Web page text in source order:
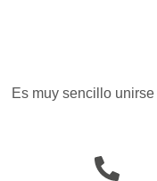
Es muy sencillo